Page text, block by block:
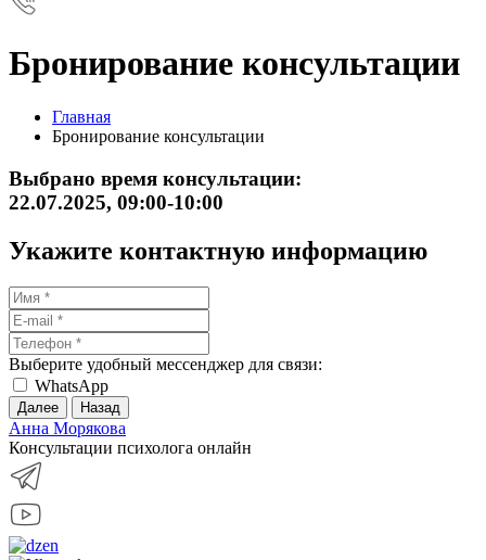
Бронирование консультации
Главная
Бронирование консультации
Выбрано время консультации:
22.07.2025, 09:00-10:00
Укажите контактную информацию
Выберите удобный мессенджер для связи:
WhatsApp
Далее Назад
Анна Морякова
Консультации психолога онлайн